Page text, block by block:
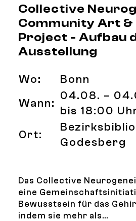
Collective
Community Art &
Project - Aufbau
Ausstellung
Wo:
Bonn
Wann:
04.08. –
bis 18:00
Ort:
Godesberg
Das Collective
eine
Bewusstsein für das
indem sie mehr als...